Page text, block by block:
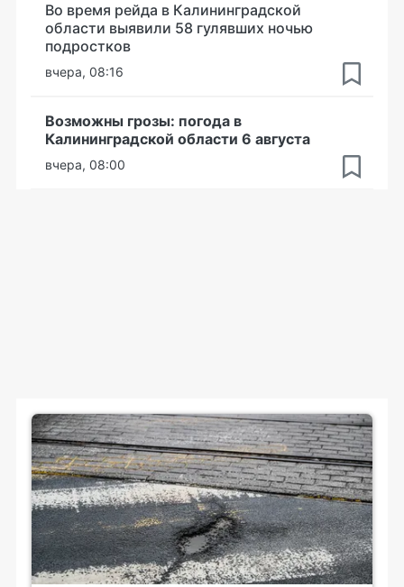
Во время рейда в Калининградской
области выявили 58 гулявших ночью
подростков
вчера, 08:16
Возможны грозы: погода в
Калининградской области 6 августа
вчера, 08:00